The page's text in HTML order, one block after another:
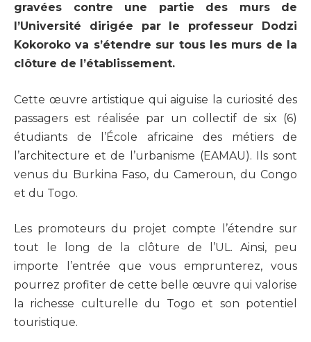
gravées contre une partie des murs de
l’Université dirigée par le professeur Dodzi
Kokoroko va s’étendre sur tous les murs de la
clôture de l’établissement.
Cette œuvre artistique qui aiguise la curiosité des
passagers est réalisée par un collectif de six (6)
étudiants de l’École africaine des métiers de
l’architecture et de l’urbanisme (EAMAU). Ils sont
venus du Burkina Faso, du Cameroun, du Congo
et du Togo.
Les promoteurs du projet compte l’étendre sur
tout le long de la clôture de l’UL. Ainsi, peu
importe l’entrée que vous emprunterez, vous
pourrez profiter de cette belle œuvre qui valorise
la richesse culturelle du Togo et son potentiel
touristique.